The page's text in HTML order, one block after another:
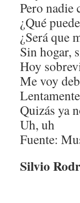
Pero nadie
¿Qué
¿Será que
Sin hogar,
Hoy
Me voy
Quizás ya
Uh, uh
Fuente:
Silvio